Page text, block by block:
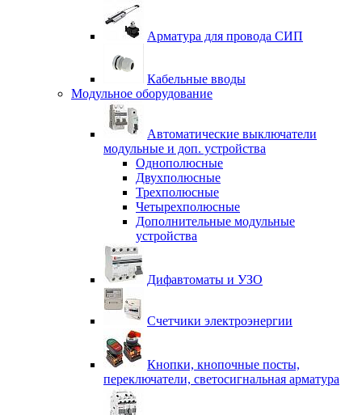
Арматура для провода СИП
Кабельные вводы
Модульное оборудование
Автоматические выключатели
модульные и доп. устройства
Однополюсные
Двухполюсные
Трехполюсные
Четырехполюсные
Дополнительные модульные
устройства
Дифавтоматы и УЗО
Счетчики электроэнергии
Кнопки, кнопочные посты,
переключатели, светосигнальная арматура